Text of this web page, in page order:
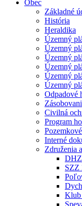
Obec
Základné
História
Heraldika
Územný
Územný
Územný
Územný
Územný
Územný
Odpadové
Civilná
Program
Interné
Združenia
DHZ
SZZ
Klub